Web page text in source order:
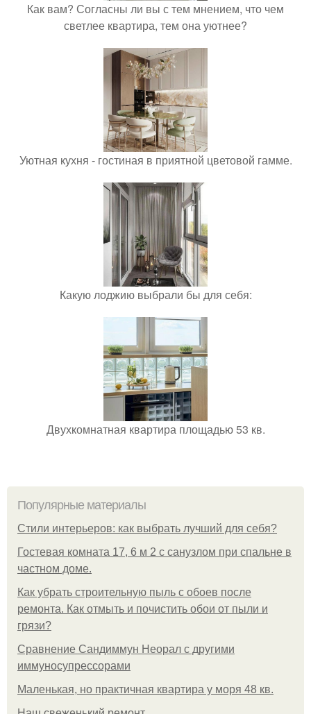
Как вам? Согласны ли вы с тем мнением, что чем
светлее квартира, тем она уютнее?
Уютная кухня - гостиная в приятной цветовой гамме.
Какую лоджию выбрали бы для себя:
Двухкомнатная квартира площадью 53 кв.
Популярные материалы
Стили интерьеров: как выбрать лучший для себя?
Гостевая комната 17, 6 м 2 с санузлом при спальне в
частном доме.
Как убрать строительную пыль с обоев после
ремонта. Как отмыть и почистить обои от пыли и
грязи?
Сравнение Сандиммун Неорал с другими
иммуносупрессорами
Маленькая, но практичная квартира у моря 48 кв.